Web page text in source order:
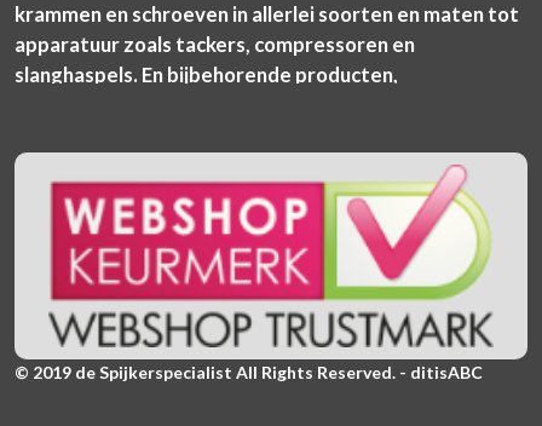
krammen en schroeven in allerlei soorten en maten tot
apparatuur zoals tackers, compressoren en
slanghaspels. En bijbehorende producten,
© 2019 de Spijkerspecialist All Rights Reserved. - ditisABC